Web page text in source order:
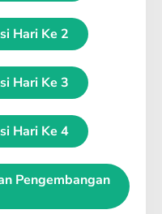
Hari Ke 2
Hari Ke 3
Hari Ke 4
Pengembangan